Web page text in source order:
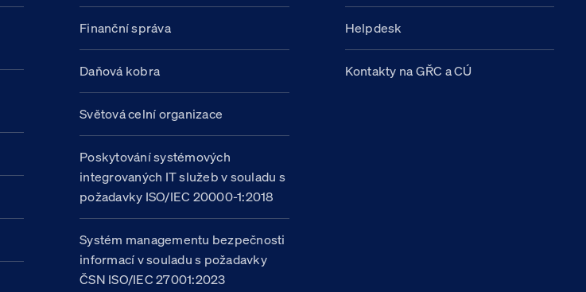
Finanční správa
Daňová kobra
Světová celní organizace
Poskytování systémových
integrovaných IT služeb v souladu s
požadavky ISO/IEC 20000-1:2018
Systém managementu bezpečnosti
informací v souladu s požadavky
ČSN ISO/IEC 27001:2023
Helpdesk
Kontakty na GŘC a CÚ